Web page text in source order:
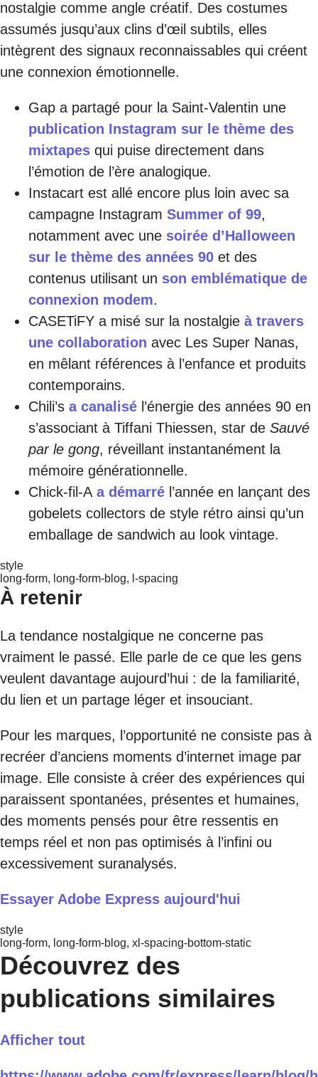
nostalgie comme angle créatif. Des costumes
assumés jusqu’aux clins d’œil subtils, elles
intègrent des signaux reconnaissables qui créent
une connexion émotionnelle.
Gap a partagé pour la Saint-Valentin une
publication Instagram sur le thème des
mixtapes qui puise directement dans
l’émotion de l’ère analogique.
Instacart est allé encore plus loin avec sa
campagne Instagram Summer of 99,
notamment avec une soirée d’Halloween
sur le thème des années 90 et des
contenus utilisant un son emblématique de
connexion modem.
CASETiFY a misé sur la nostalgie à travers
une collaboration avec Les Super Nanas,
en mêlant références à l’enfance et produits
contemporains.
Chili’s a canalisé l’énergie des années 90 en
s’associant à Tiffani Thiessen, star de Sauvé
par le gong, réveillant instantanément la
mémoire générationnelle.
Chick-fil-A a démarré l’année en lançant des
gobelets collectors de style rétro ainsi qu’un
emballage de sandwich au look vintage.
style
long-form, long-form-blog, l-spacing
À retenir
La tendance nostalgique ne concerne pas
vraiment le passé. Elle parle de ce que les gens
veulent davantage aujourd’hui : de la familiarité,
du lien et un partage léger et insouciant.
Pour les marques, l’opportunité ne consiste pas à
recréer d’anciens moments d’internet image par
image. Elle consiste à créer des expériences qui
paraissent spontanées, présentes et humaines,
des moments pensés pour être ressentis en
temps réel et non pas optimisés à l’infini ou
excessivement suranalysés.
Essayer Adobe Express aujourd'hui
style
long-form, long-form-blog, xl-spacing-bottom-static
Découvrez des
publications similaires
Afficher tout